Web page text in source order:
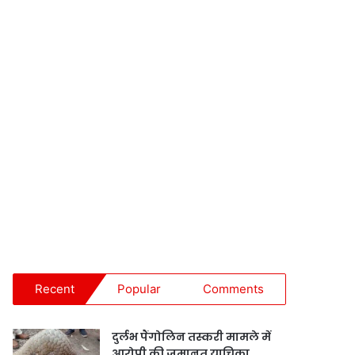
Recent Popular Comments
दुर्लभ पैंगोलिन तस्करी मामले में